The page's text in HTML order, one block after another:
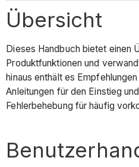
Übersicht
Dieses Handbuch bietet einen
Produktfunktionen und
hinaus enthält es
Anleitungen für den Einstieg
Fehlerbehebung für häufig